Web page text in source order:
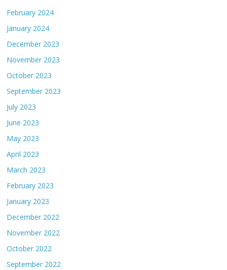
February 2024
January 2024
December 2023
November 2023
October 2023
September 2023
July 2023
June 2023
May 2023
April 2023
March 2023
February 2023
January 2023
December 2022
November 2022
October 2022
September 2022